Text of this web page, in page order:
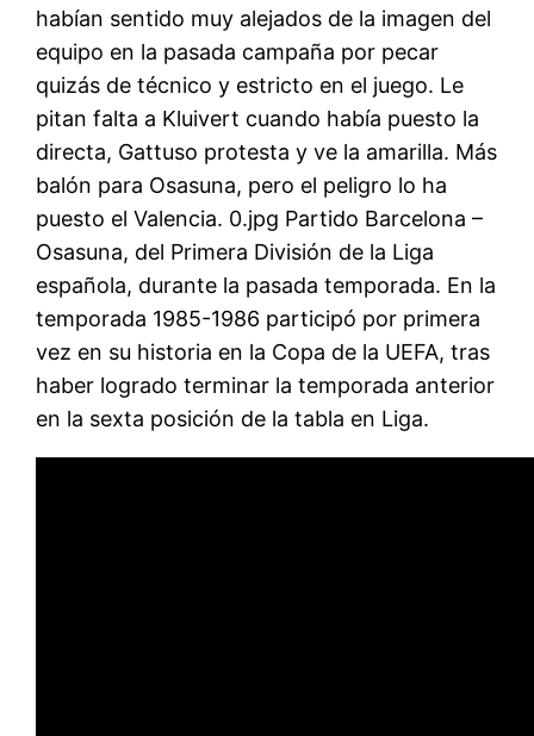
habían sentido muy alejados de la imagen del
equipo en la pasada campaña por pecar
quizás de técnico y estricto en el juego. Le
pitan falta a Kluivert cuando había puesto la
directa, Gattuso protesta y ve la amarilla. Más
balón para Osasuna, pero el peligro lo ha
puesto el Valencia. 0.jpg Partido Barcelona –
Osasuna, del Primera División de la Liga
española, durante la pasada temporada. En la
temporada 1985-1986 participó por primera
vez en su historia en la Copa de la UEFA, tras
haber logrado terminar la temporada anterior
en la sexta posición de la tabla en Liga.